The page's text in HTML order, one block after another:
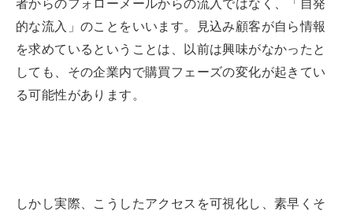
者からのフォローメールからの流入ではなく、「自発
的な流入」のことをいいます。見込み顧客が自ら情報
を求めているということは、以前は興味がなかったと
しても、その企業内で購買フェーズの変化が起きてい
る可能性があります。
しかし実際、こうしたアクセスを可視化し、素早くそ